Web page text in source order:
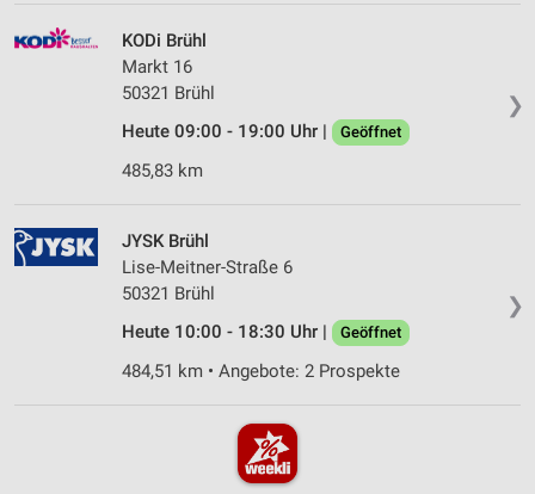
❯
KODi Brühl
Markt 16
50321 Brühl
Heute 09:00 - 19:00 Uhr |
Geöffnet
485,83 km
❯
JYSK Brühl
Lise-Meitner-Straße 6
50321 Brühl
Heute 10:00 - 18:30 Uhr |
Geöffnet
484,51 km • Angebote: 2 Prospekte